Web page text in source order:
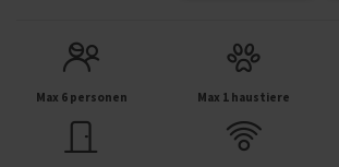
Max 6 personen Max 1 haustiere